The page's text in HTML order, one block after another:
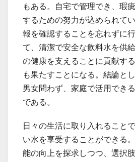
もある。自宅で管理でき、瑕
するための努力が込められて
報を確認することを忘れずに
て、清潔で安全な飲料水を供
の健康を支えることに貢献す
も果たすことになる。結論と
男女問わず、家庭で活用でき
である。
日々の生活に取り入れること
い水を享受することができる
能の向上を探求しつつ、選択